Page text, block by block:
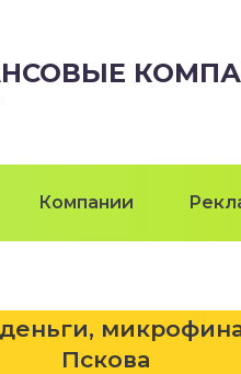
Компании
Пскова